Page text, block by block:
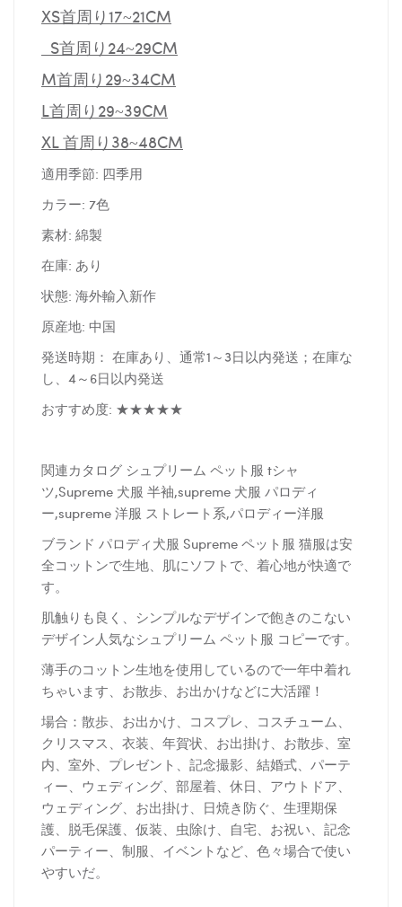
XS首周り17~21CM
S首周り24~29CM
M首周り29~34CM
L首周り29~39CM
XL 首周り38~48CM
適用季節: 四季用
カラー: 7色
素材: 綿製
在庫: あり
状態: 海外輸入新作
原産地: 中国
発送時期： 在庫あり、通常1～3日以内発送；在庫な
し、4～6日以内発送
おすすめ度: ★★★★★
関連カタログ シュプリーム ペット服 tシャ
ツ,Supreme 犬服 半袖,supreme 犬服 パロディ
ー,supreme 洋服 ストレート系,パロディー洋服
ブランド パロディ犬服 Supreme ペット服 猫服は安
全コットンで生地、肌にソフトで、着心地が快適で
す。
肌触りも良く、シンプルなデザインで飽きのこない
デザイン人気なシュプリーム ペット服 コピーです。
薄手のコットン生地を使用しているので一年中着れ
ちゃいます、お散歩、お出かけなどに大活躍！
場合：散歩、お出かけ、コスプレ、コスチューム、
クリスマス、衣装、年賀状、お出掛け、お散歩、室
内、室外、プレゼント、記念撮影、結婚式、パーテ
ィー、ウェディング、部屋着、休日、アウトドア、
ウェディング、お出掛け、日焼き防ぐ、生理期保
護、脱毛保護、仮装、虫除け、自宅、お祝い、記念
パーティー、制服、イベントなど、色々場合で使い
やすいだ。